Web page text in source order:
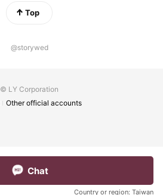
Top
@storywed
© LY Corporation
Other official accounts
Chat
Country or region: Taiwan